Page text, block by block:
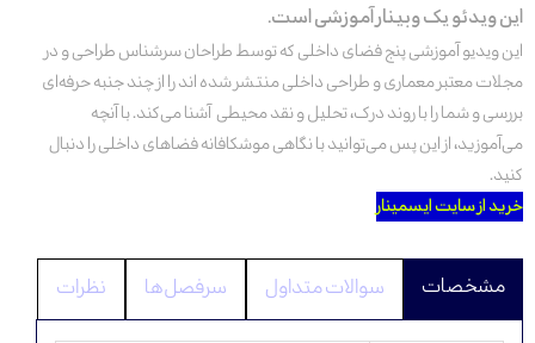
این ویدئو یک وبینار آموزشی است.
این ویدیو آموزشی پنج فضای داخلی‌ که توسط طراحان سرشناس طراحی‌ و در
مجلات معتبر معماری و طراحی داخلی‌ منتشر شده ا‌ند را از چند جنبه حرفه‌ای
بررسی‌ و شما را با روند درک، تحلیل و نقد محیطی‌ آشنا می‌کند. با آنچه
می‌‌آموزید، از این پس می‌‌توانید با نگاهی‌ موشکافانه فضاهای داخلی‌ را دنبال
کنید.
خرید از سایت ایسمینار
سوالات متداول سرفصل‌ها نظرات